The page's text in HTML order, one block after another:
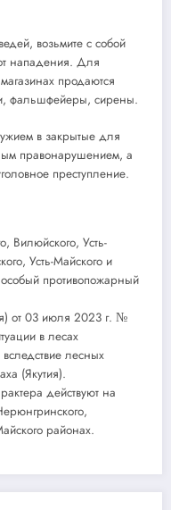
возьмите с собой
нападения. Для
продаются
фальшфейеры, сирены.
в закрытые для
правонарушением, а
преступление.
Вилюйского, Усть-
Усть-Майского и
противопожарный
от 03 июля 2023 г. №
в лесах
лесных
(Якутия).
действуют на
районах.